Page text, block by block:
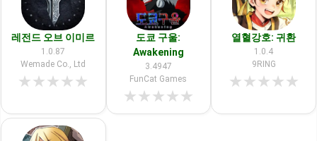
레전드 오브 이미르
1.0.87
Wemade Co., Ltd
★★★★★
도쿄 구울:
Awakening
3.4947
FunCat Games
★★★★★
열혈강호: 귀환
1.0.4
9RING
★★★★★